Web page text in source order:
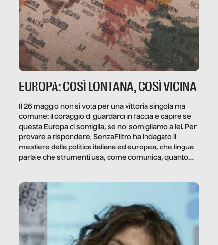
EUROPA: COSÌ LONTANA, COSÌ VICINA
Il 26 maggio non si vota per una vittoria singola ma
comune: il coraggio di guardarci in faccia e capire se
questa Europa ci somiglia, se noi somigliamo a lei. Per
provare a rispondere, SenzaFiltro ha indagato il
mestiere della politica italiana ed europea, che lingua
parla e che strumenti usa, come comunica, quanto